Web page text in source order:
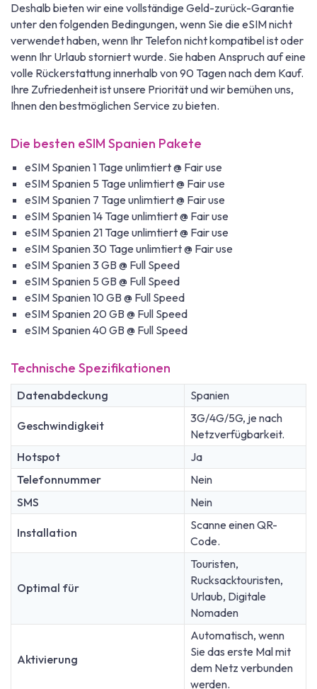
Deshalb bieten wir eine vollständige Geld-zurück-Garantie
unter den folgenden Bedingungen, wenn Sie die eSIM nicht
verwendet haben, wenn Ihr Telefon nicht kompatibel ist oder
wenn Ihr Urlaub storniert wurde. Sie haben Anspruch auf eine
volle Rückerstattung innerhalb von 90 Tagen nach dem Kauf.
Ihre Zufriedenheit ist unsere Priorität und wir bemühen uns,
Ihnen den bestmöglichen Service zu bieten.
Die besten eSIM Spanien Pakete
eSIM Spanien 1 Tage unlimtiert @ Fair use
eSIM Spanien 5 Tage unlimtiert @ Fair use
eSIM Spanien 7 Tage unlimtiert @ Fair use
eSIM Spanien 14 Tage unlimtiert @ Fair use
eSIM Spanien 21 Tage unlimtiert @ Fair use
eSIM Spanien 30 Tage unlimtiert @ Fair use
eSIM Spanien 3 GB @ Full Speed
eSIM Spanien 5 GB @ Full Speed
eSIM Spanien 10 GB @ Full Speed
eSIM Spanien 20 GB @ Full Speed
eSIM Spanien 40 GB @ Full Speed
Technische Spezifikationen
Datenabdeckung Spanien
Geschwindigkeit
3G/4G/5G, je nach
Netzverfügbarkeit.
Hotspot
Ja
Telefonnummer
Nein
SMS
Nein
Installation
Scanne einen QR-
Code.
Optimal für
Touristen,
Rucksacktouristen,
Urlaub, Digitale
Nomaden
Aktivierung
Automatisch, wenn
Sie das erste Mal mit
dem Netz verbunden
werden.